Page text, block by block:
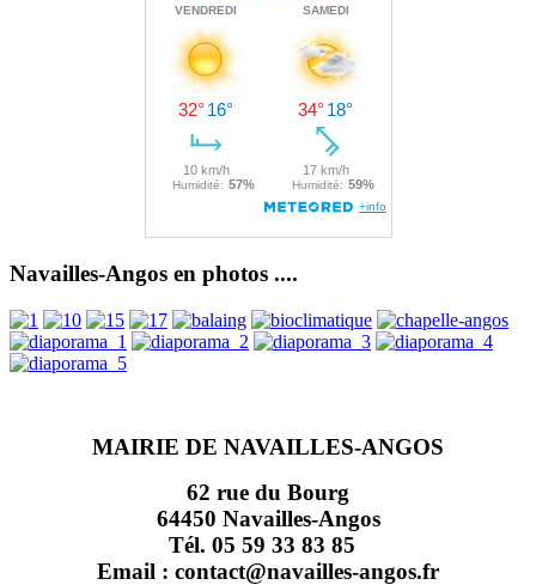
Navailles-Angos en photos ....
MAIRIE DE NAVAILLES-ANGOS
62 rue du Bourg
64450 Navailles-Angos
Tél. 05 59 33 83 85
Email : contact@navailles-angos.fr